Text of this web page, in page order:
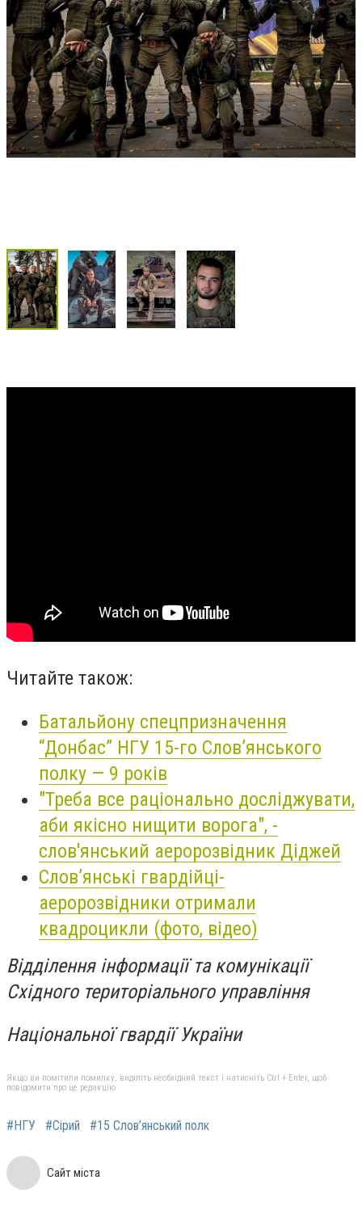
Читайте також:
Батальйону спецпризначення
“Донбас” НГУ 15-го Слов’янського
полку — 9 років
"Треба все раціонально досліджувати,
аби якісно нищити ворога", -
слов'янський аеророзвідник Діджей
Слов’янські гвардійці-
аеророзвідники отримали
квадроцикли (фото, відео)
Відділення інформації та комунікації
Східного територіального управління
Національної гвардії України
Якщо ви помітили помилку, виділіть необхідний текст і натисніть Ctrl + Enter, щоб
повідомити про це редакцію
#НГУ #Сірий #15 Слов’янський полк
Сайт міста